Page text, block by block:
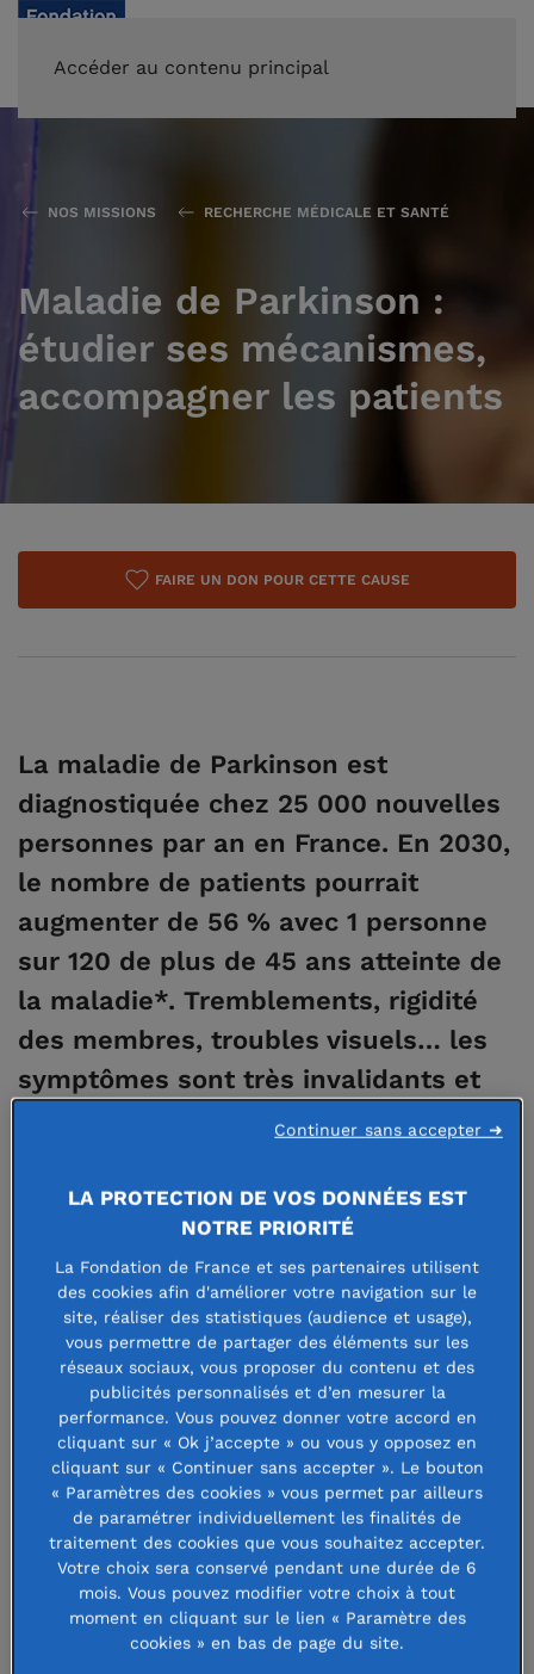
Accéder au contenu principal
NOS MISSIONS RECHERCHE MÉDICALE ET SANTÉ
Maladie de Parkinson :
étudier ses mécanismes,
accompagner les patients
FAIRE UN DON POUR CETTE CAUSE
La maladie de Parkinson est
diagnostiquée chez 25 000 nouvelles
personnes par an en France. En 2030,
le nombre de patients pourrait
augmenter de 56 % avec 1 personne
sur 120 de plus de 45 ans atteinte de
la maladie*. Tremblements, rigidité
des membres, troubles visuels… les
symptômes sont très invalidants et
pèsent sur le quotidien des malades.
apporte son soutien aux chercheurs.
Au cours des dernières années, les progrès de la
recherche sur Parkinson ont été nombreux : ils ont
permis à la fois d’explorer de nouvelles pistes
thérapeutiques avec la thérapie cellulaire, de
retarder les effets secondaires des traitements, de
mieux comprendre les origines de la maladie…
Autant d’avancées auxquelles la Fondation de France
a contribué, forte d’une conviction : la recherche
fondamentale et le versant clinique doivent être
traités de manière complémentaire et concomitante.
LA PROTECTION DE VOS DONNÉES EST
NOTRE PRIORITÉ
La Fondation de France et ses partenaires utilisent
des cookies afin d'améliorer votre navigation sur le
site, réaliser des statistiques (audience et usage),
vous permettre de partager des éléments sur les
réseaux sociaux, vous proposer du contenu et des
publicités personnalisés et d’en mesurer la
performance. Vous pouvez donner votre accord en
cliquant sur « Ok j’accepte » ou vous y opposez en
cliquant sur « Continuer sans accepter ». Le bouton
« Paramètres des cookies » vous permet par ailleurs
de paramétrer individuellement les finalités de
traitement des cookies que vous souhaitez accepter.
Votre choix sera conservé pendant une durée de 6
mois. Vous pouvez modifier votre choix à tout
moment en cliquant sur le lien « Paramètre des
cookies » en bas de page du site.
Continuer sans accepter ➜